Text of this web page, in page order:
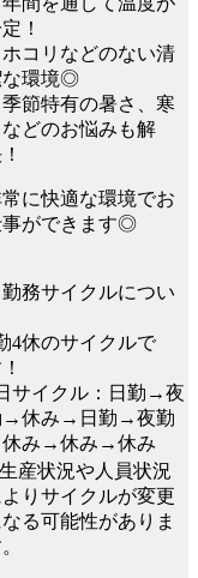
！
ホコリなどのない清
な環境◎
季節特有の暑さ、寒
などのお悩みも解
に快適な環境でお
事ができます◎
務サイクルについ
4休のサイクルで
サイクル：日勤→夜
→休み→日勤→夜勤
み→休み→休み
産状況や人員状況
よりサイクルが変更
る可能性がありま